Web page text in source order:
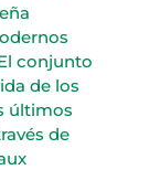
conjunto
de los
últimos
de